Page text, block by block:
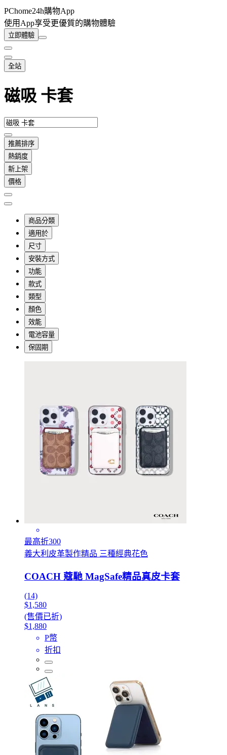
PChome24h購物App
使用App享受更優質的購物體驗
立即體驗
全站
磁吸 卡套
推薦排序
熱銷度
新上架
價格
商品分類
適用於
尺寸
安裝方式
功能
款式
類型
顏色
效能
電池容量
保固期
最高折300
義大利皮革製作精品 三種經典花色
COACH 蔻馳 MagSafe精品真皮卡套
(14)
$1,580
(售價已折)
$1,880
P幣
折扣